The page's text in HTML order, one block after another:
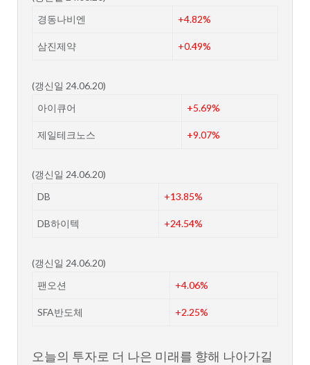
경동나비엔
+4.82%
삼진제약 +0.49%
(갱신일 24.06.20)
아이큐어
+5.69%
제일테크노스 +9.07%
(갱신일 24.06.20)
DB
+13.85%
DB하이텍 +24.54%
(갱신일 24.06.20)
팬오션
+4.06%
SFA반도체 +2.25%
오늘의 투자로 더 나은 미래를 향해 나아가길